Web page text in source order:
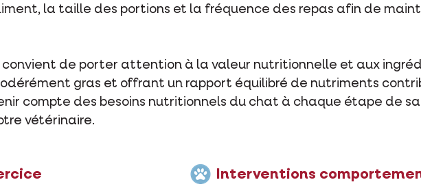
la taille des portions et la fréquence des repas afin de
convient de porter attention à la valeur nutritionnelle et aux
gras et offrant un rapport équilibré de nutriments
compte des besoins nutritionnels du chat à chaque étape de sa
vétérinaire.
Interventions